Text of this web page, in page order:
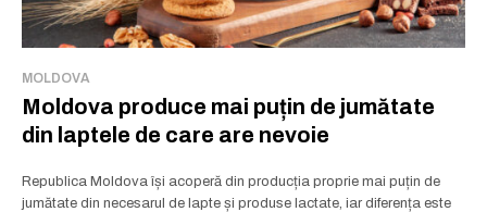
MOLDOVA
Moldova produce mai puțin de jumătate
din laptele de care are nevoie
Republica Moldova își acoperă din producția proprie mai puțin de
jumătate din necesarul de lapte și produse lactate, iar diferența este